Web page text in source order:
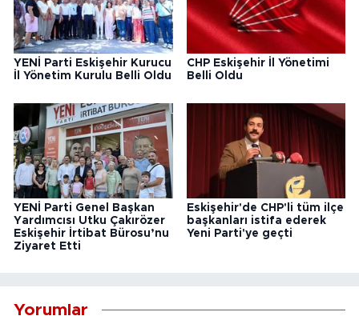
YENİ Parti Eskişehir Kurucu
İl Yönetim Kurulu Belli Oldu
CHP Eskişehir İl Yönetimi
Belli Oldu
YENİ Parti Genel Başkan
Yardımcısı Utku Çakırözer
Eskişehir İrtibat Bürosu’nu
Ziyaret Etti
Eskişehir'de CHP'li tüm ilçe
başkanları istifa ederek
Yeni Parti'ye geçti
Yorumlar